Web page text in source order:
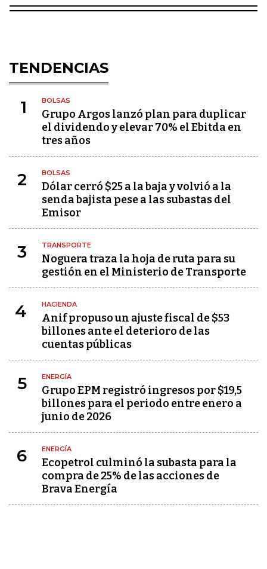
TENDENCIAS
1 BOLSAS
Grupo Argos lanzó plan para duplicar
el dividendo y elevar 70% el Ebitda en
tres años
2 BOLSAS
Dólar cerró $25 a la baja y volvió a la
senda bajista pese a las subastas del
Emisor
3 TRANSPORTE
Noguera traza la hoja de ruta para su
gestión en el Ministerio de Transporte
4 HACIENDA
Anif propuso un ajuste fiscal de $53
billones ante el deterioro de las
cuentas públicas
5 ENERGÍA
Grupo EPM registró ingresos por $19,5
billones para el periodo entre enero a
junio de 2026
6 ENERGÍA
Ecopetrol culminó la subasta para la
compra de 25% de las acciones de
Brava Energía